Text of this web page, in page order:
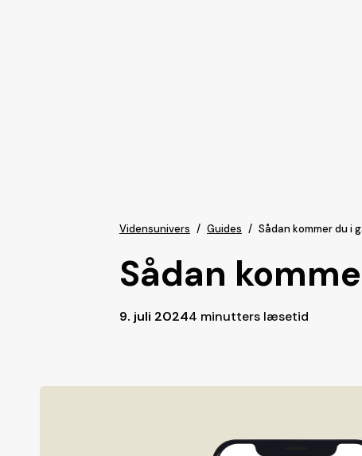
Vidensunivers / Guides / Sådan kommer du i
Sådan
9. juli 20244 minutters læsetid